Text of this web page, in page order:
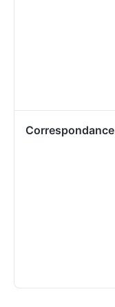
Correspondance